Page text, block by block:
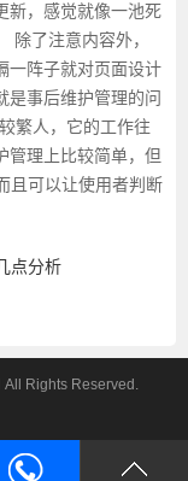
新，感觉就像一池死
除了注意内容外，
一阵子就对页面设计
是事后维护管理的问
繁人，它的工作往
管理上比较简单，但
且可以让使用者判断
点分析
Rights Reserved.